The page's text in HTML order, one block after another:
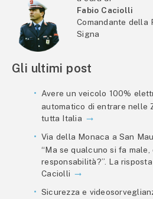
Fabio Caciolli
Comandante della
Signa
Gli ultimi post
Avere un veicolo 100%
automatico di entrare nelle
tutta Italia
Via della Monaca a San
“Ma se qualcuno si fa male,
responsabilità?”. La
Caciolli
Sicurezza e